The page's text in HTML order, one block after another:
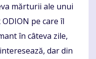
mărturii ale unui
pe care îl
în câteva zile,
dar din